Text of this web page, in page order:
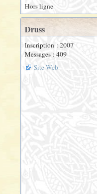
Hors ligne
Druss
Inscription : 2007
Messages : 409
Site Web